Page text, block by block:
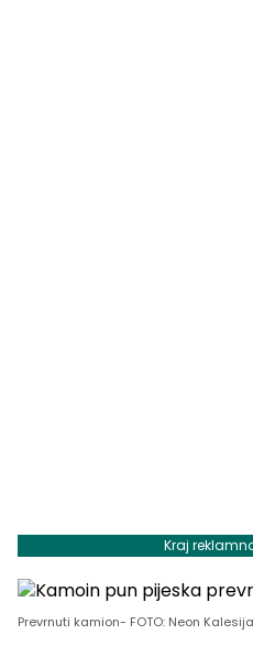
Kraj
Prevrnuti kamion- FOTO: Neon Kalesija